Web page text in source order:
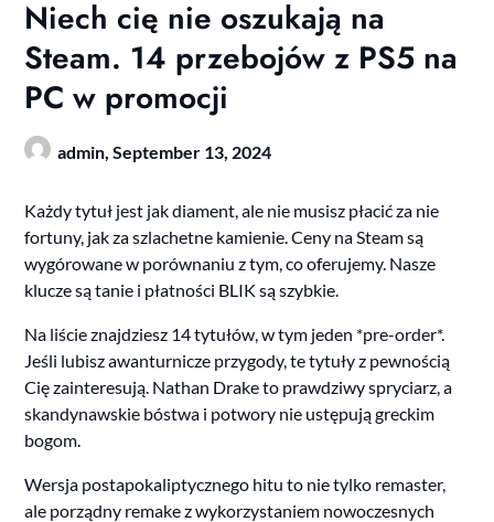
Niech cię nie oszukają na
Steam. 14 przebojów z PS5 na
PC w promocji
admin,September 13, 2024
Każdy tytuł jest jak diament, ale nie musisz płacić za nie
fortuny, jak za szlachetne kamienie. Ceny na Steam są
wygórowane w porównaniu z tym, co oferujemy. Nasze
klucze są tanie i płatności BLIK są szybkie.
Na liście znajdziesz 14 tytułów, w tym jeden *pre-order*.
Jeśli lubisz awanturnicze przygody, te tytuły z pewnością
Cię zainteresują. Nathan Drake to prawdziwy spryciarz, a
skandynawskie bóstwa i potwory nie ustępują greckim
bogom.
Wersja postapokaliptycznego hitu to nie tylko remaster,
ale porządny remake z wykorzystaniem nowoczesnych